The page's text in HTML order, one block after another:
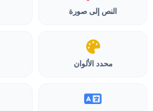
النص إلى صورة
محدد الألوان